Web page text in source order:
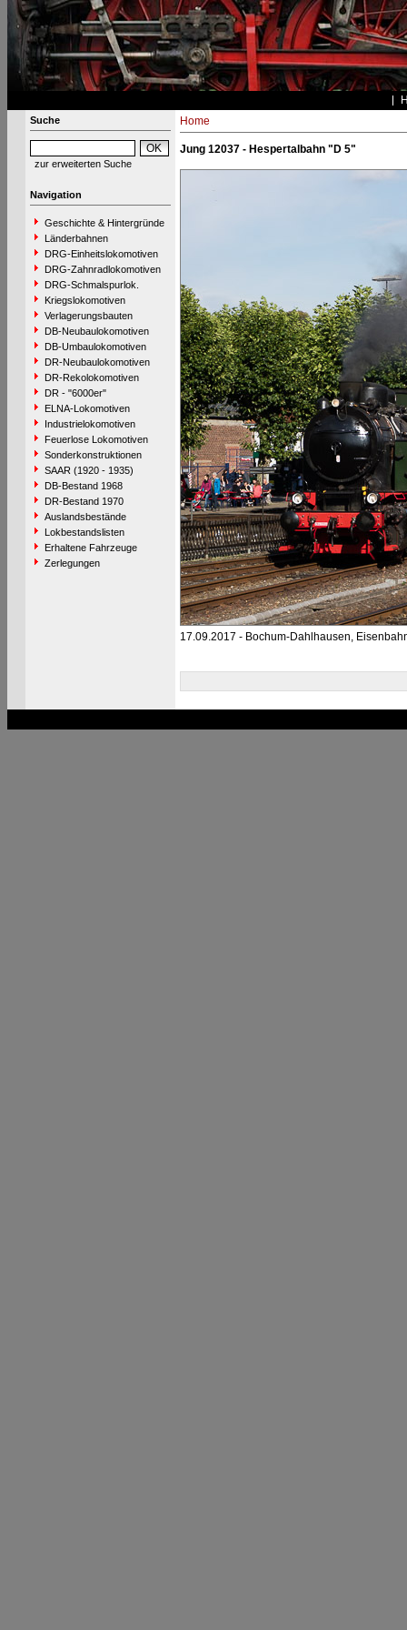
Suche
zur erweiterten Suche
Navigation
Geschichte & Hintergründe
Länderbahnen
DRG-Einheitslokomotiven
DRG-Zahnradlokomotiven
DRG-Schmalspurlok.
Kriegslokomotiven
Verlagerungsbauten
DB-Neubaulokomotiven
DB-Umbaulokomotiven
DR-Neubaulokomotiven
DR-Rekolokomotiven
DR - "6000er"
ELNA-Lokomotiven
Industrielokomotiven
Feuerlose Lokomotiven
Sonderkonstruktionen
SAAR (1920 - 1935)
DB-Bestand 1968
DR-Bestand 1970
Auslandsbestände
Lokbestandslisten
Erhaltene Fahrzeuge
Zerlegungen
Home
Jung 12037 - Hespertalbahn "D 5"
17.09.2017 - Bochum-Dahlhausen,